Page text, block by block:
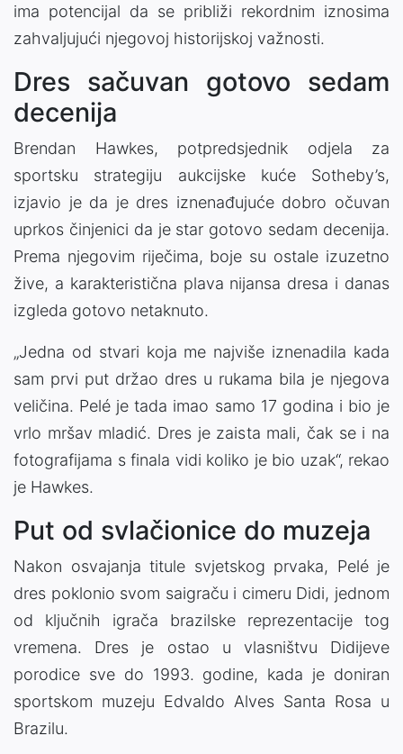
ima potencijal da se približi rekordnim iznosima
zahvaljujući njegovoj historijskoj važnosti.
Dres sačuvan gotovo sedam
decenija
Brendan Hawkes, potpredsjednik odjela za
sportsku strategiju aukcijske kuće Sotheby’s,
izjavio je da je dres iznenađujuće dobro očuvan
uprkos činjenici da je star gotovo sedam decenija.
Prema njegovim riječima, boje su ostale izuzetno
žive, a karakteristična plava nijansa dresa i danas
izgleda gotovo netaknuto.
„Jedna od stvari koja me najviše iznenadila kada
sam prvi put držao dres u rukama bila je njegova
veličina. Pelé je tada imao samo 17 godina i bio je
vrlo mršav mladić. Dres je zaista mali, čak se i na
fotografijama s finala vidi koliko je bio uzak“, rekao
je Hawkes.
Put od svlačionice do muzeja
Nakon osvajanja titule svjetskog prvaka, Pelé je
dres poklonio svom saigraču i cimeru Didi, jednom
od ključnih igrača brazilske reprezentacije tog
vremena. Dres je ostao u vlasništvu Didijeve
porodice sve do 1993. godine, kada je doniran
sportskom muzeju Edvaldo Alves Santa Rosa u
Brazilu.